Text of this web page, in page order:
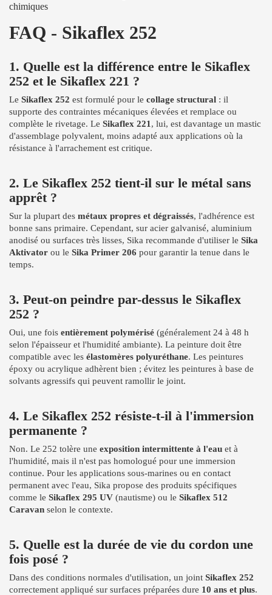
chimiques
FAQ - Sikaflex 252
1. Quelle est la différence entre le Sikaflex
252 et le Sikaflex 221 ?
Le Sikaflex 252 est formulé pour le collage structural : il
supporte des contraintes mécaniques élevées et remplace ou
complète le rivetage. Le Sikaflex 221 , lui, est davantage un mastic
d'assemblage polyvalent, moins adapté aux applications où la
résistance à l'arrachement est critique.
2. Le Sikaflex 252 tient-il sur le métal sans
apprêt ?
Sur la plupart des métaux propres et dégraissés, l'adhérence est
bonne sans primaire. Cependant, sur acier galvanisé, aluminium
anodisé ou surfaces très lisses, Sika recommande d'utiliser le Sika
Aktivator ou le Sika Primer 206 pour garantir la tenue dans le
temps.
3. Peut-on peindre par-dessus le Sikaflex
252 ?
Oui, une fois entièrement polymérisé (généralement 24 à 48 h
selon l'épaisseur et l'humidité ambiante). La peinture doit être
compatible avec les élastomères polyuréthane. Les peintures
époxy ou acrylique adhèrent bien ; évitez les peintures à base de
solvants agressifs qui peuvent ramollir le joint.
4. Le Sikaflex 252 résiste-t-il à l'immersion
permanente ?
Non. Le 252 tolère une exposition intermittente à l'eau et à
l'humidité, mais il n'est pas homologué pour une immersion
continue. Pour les applications sous-marines ou en contact
permanent avec l'eau, Sika propose des produits spécifiques
comme le Sikaflex 295 UV (nautisme) ou le Sikaflex 512
Caravan selon le contexte.
5. Quelle est la durée de vie du cordon une
fois posé ?
Dans des conditions normales d'utilisation, un joint Sikaflex 252
correctement appliqué sur surfaces préparées dure 10 ans et plus.